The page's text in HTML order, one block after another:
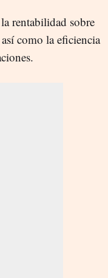
rentabilidad sobre
como la eficiencia